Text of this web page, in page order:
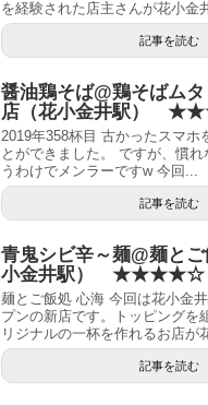
を経験された店主さんが花小金
記事を読む
醤油鶏そば@鶏そばム
店（花小金井駅）
2019年358杯目 古かったスマホ
とができました。 ですが、慣
うわけでメンラーですw 今回...
記事を読む
青鬼シビ辛～麺@麺と
小金井駅） ★★★★☆
麺とご飯処 心海 今回は花小金
プンの新店です。トッピングを
リジナルの一杯を作れるお店が
記事を読む